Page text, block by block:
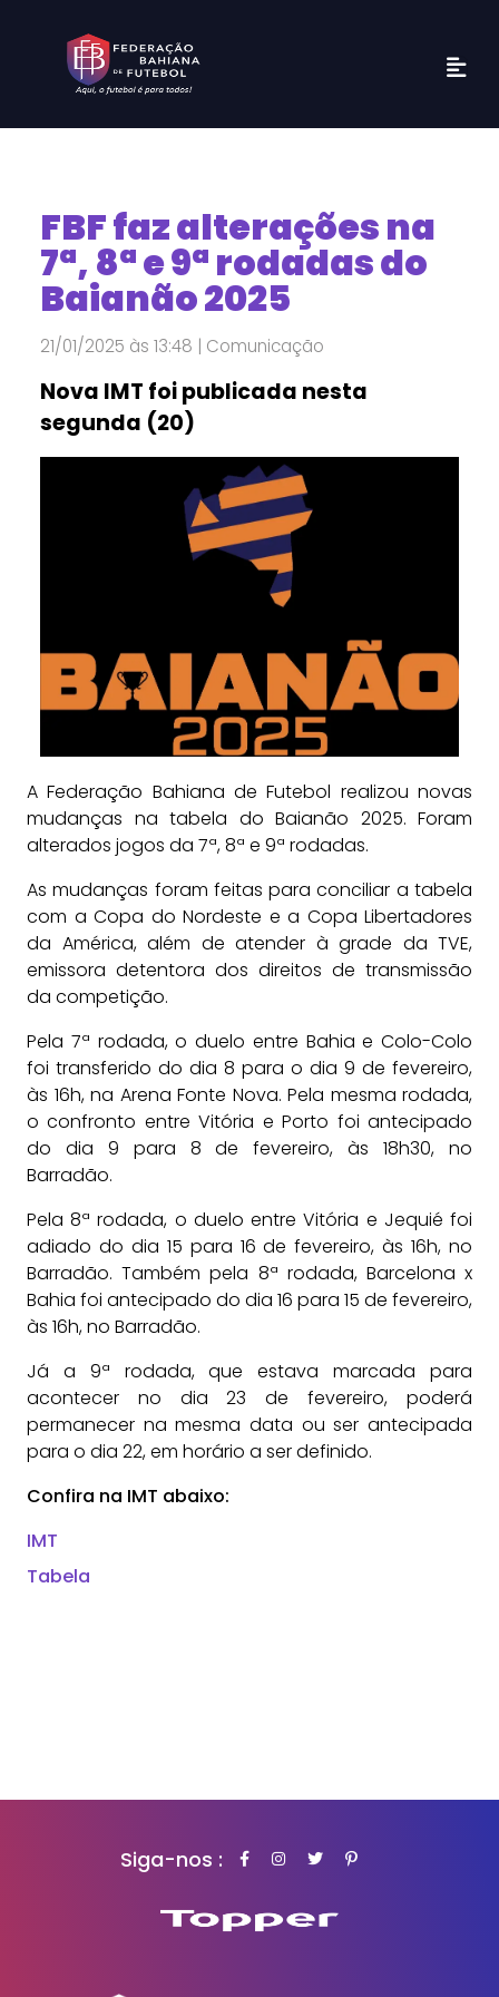
FBF faz alterações na
7ª, 8ª e 9ª rodadas do
Baianão 2025
21/01/2025 às 13:48 | Comunicação
Nova IMT foi publicada nesta
segunda (20)
A Federação Bahiana de Futebol realizou novas
mudanças na tabela do Baianão 2025. Foram
alterados jogos da 7ª, 8ª e 9ª rodadas.
As mudanças foram feitas para conciliar a tabela
com a Copa do Nordeste e a Copa Libertadores
da América, além de atender à grade da TVE,
emissora detentora dos direitos de transmissão
da competição.
Pela 7ª rodada, o duelo entre Bahia e Colo-Colo
foi transferido do dia 8 para o dia 9 de fevereiro,
às 16h, na Arena Fonte Nova. Pela mesma rodada,
o confronto entre Vitória e Porto foi antecipado
do dia 9 para 8 de fevereiro, às 18h30, no
Barradão.
Pela 8ª rodada, o duelo entre Vitória e Jequié foi
adiado do dia 15 para 16 de fevereiro, às 16h, no
Barradão. Também pela 8ª rodada, Barcelona x
Bahia foi antecipado do dia 16 para 15 de fevereiro,
às 16h, no Barradão.
Já a 9ª rodada, que estava marcada para
acontecer no dia 23 de fevereiro, poderá
permanecer na mesma data ou ser antecipada
para o dia 22, em horário a ser definido.
Confira na IMT abaixo:
IMT
Tabela
Siga-nos :